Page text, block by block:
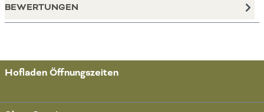
BEWERTUNGEN
Hofladen Öffnungszeiten